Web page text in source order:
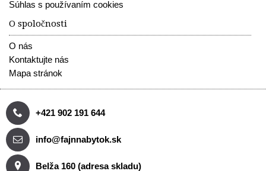
Súhlas s používaním cookies
O spoločnosti
O nás
Kontaktujte nás
Mapa stránok
+421 902 191 644
info@fajnnabytok.sk
Belža 160 (adresa skladu)